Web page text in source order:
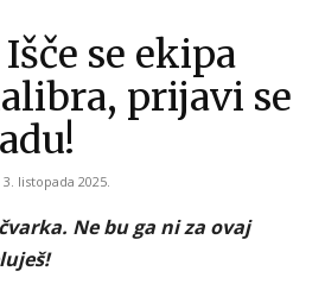
se ekipa
prijavi se
3. listopada 2025.
Ne bu ga ni za ovaj